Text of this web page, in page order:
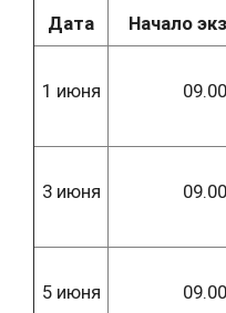
Дата Начало
1 июня 09.00
3 июня 09.00
5 июня 09.00